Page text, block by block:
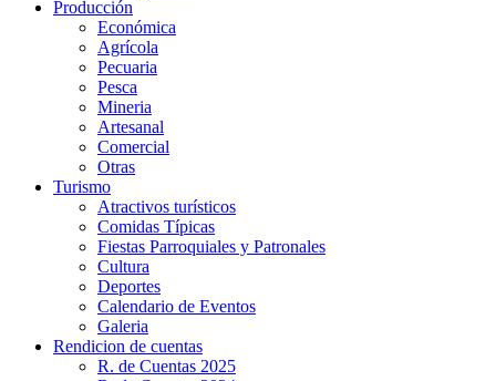
Producción
Económica
Agrícola
Pecuaria
Pesca
Mineria
Artesanal
Comercial
Otras
Turismo
Atractivos turísticos
Comidas Típicas
Fiestas Parroquiales y Patronales
Cultura
Deportes
Calendario de Eventos
Galeria
Rendicion de cuentas
R. de Cuentas 2025